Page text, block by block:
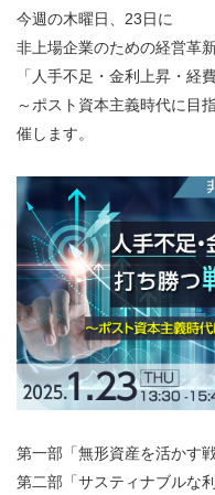
今週の木曜日、23日に
非上場企業のための経営革
「人手不足・金利上昇・経
～ポスト資本主義時代に目
催します。
第一部「無形資産を活かす
第二部「サスティナブルな